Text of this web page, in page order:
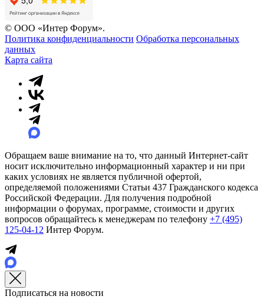
© ООО «Интер Форум».
Политика конфиденциальности Обработка персональных
данных
Карта сайта
Обращаем ваше внимание на то, что данный Интернет-сайт
носит исключительно информационный характер и ни при
каких условиях не является публичной офертой,
определяемой положениями Статьи 437 Гражданского кодекса
Российской Федерации. Для получения подробной
информации о форумах, программе, стоимости и других
вопросов обращайтесь к менеджерам по телефону +7 (495)
125-04-12 Интер Форум.
Подписаться на новости